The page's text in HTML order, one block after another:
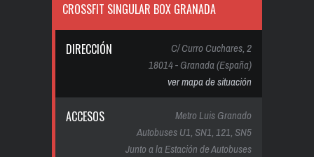
CROSSFIT SINGULAR BOX GRANADA
DIRECCIÓN
C/ Curro Cuchares, 2
18014 - Granada (España)
ver mapa de situación
ACCESOS
Metro Luis Granado
Autobuses U1, SN1, 121, SN5
Junto a la Estación de Autobuses